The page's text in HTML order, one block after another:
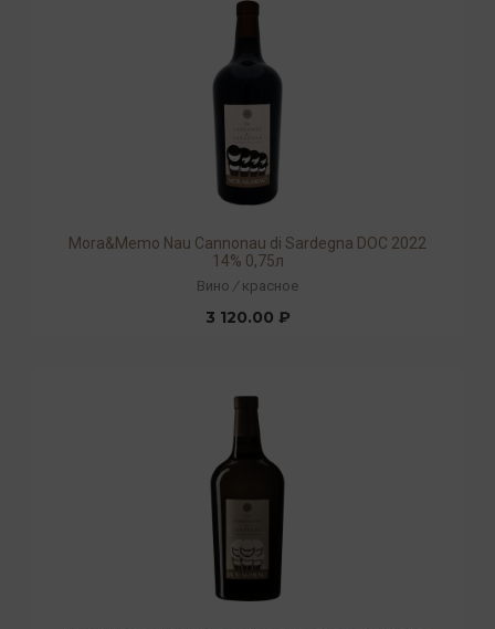
Mora&Memo Nau Cannonau di Sardegna DOC 2022
14% 0,75л
Вино / красное
3 120.00 ₽